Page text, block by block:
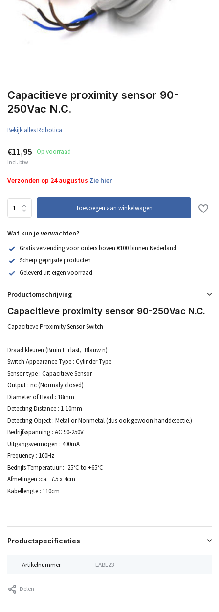
Capacitieve proximity sensor 90-
250Vac N.C.
Bekijk alles Robotica
€11,95 Op voorraad
Incl. btw
Verzonden op 24 augustus Zie hier
Toevoegen aan winkelwagen
Wat kun je verwachten?
Gratis verzending voor orders boven €100 binnen Nederland
Scherp geprijsde producten
Geleverd uit eigen voorraad
Productomschrijving
Capacitieve proximity sensor 90-250Vac N.C.
Capacitieve Proximity Sensor Switch
Draad kleuren (Bruin F +last, Blauw n)
Switch Appearance Type : Cylinder Type
Sensor type : Capacitieve Sensor
Output : nc (Normaly closed)
Diameter of Head : 18mm
Detecting Distance : 1-10mm
Detecting Object : Metal or Nonmetal (dus ook gewoon handdetectie.)
Bedrijfsspanning : AC 90-250V
Uitgangsvermogen : 400mA
Frequency : 100Hz
Bedrijfs Temperatuur : -25°C to +65°C
Afmetingen :ca. 7.5 x 4cm
Kabellengte : 110cm
Productspecificaties
Artikelnummer LABL23
Delen